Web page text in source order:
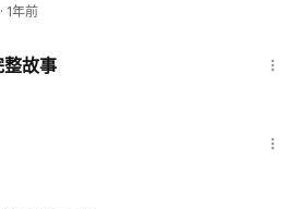
· 1年前
整故事